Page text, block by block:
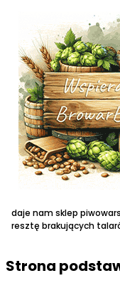
daje nam sklep
resztę brakujących
Strona